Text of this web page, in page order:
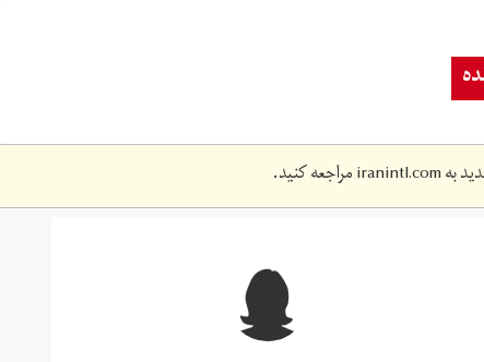
بهiranintl.comمراجعه کنید.